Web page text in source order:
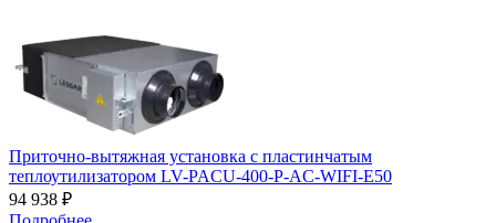
Приточно-вытяжная установка с пластинчатым
теплоутилизатором LV-PACU-400-P-AC-WIFI-E50
94 938 ₽